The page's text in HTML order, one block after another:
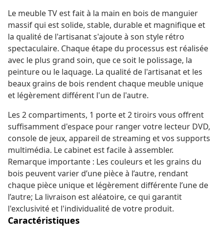
Le meuble TV est fait à la main en bois de manguier
massif qui est solide, stable, durable et magnifique et
la qualité de l'artisanat s'ajoute à son style rétro
spectaculaire. Chaque étape du processus est réalisée
avec le plus grand soin, que ce soit le polissage, la
peinture ou le laquage. La qualité de l'artisanat et les
beaux grains de bois rendent chaque meuble unique
et légèrement différent l'un de l'autre.
Les 2 compartiments, 1 porte et 2 tiroirs vous offrent
suffisamment d'espace pour ranger votre lecteur DVD,
console de jeux, appareil de streaming et vos supports
multimédia. Le cabinet est facile à assembler.
Remarque importante : Les couleurs et les grains du
bois peuvent varier d’une pièce à l’autre, rendant
chaque pièce unique et légèrement différente l’une de
l’autre; La livraison est aléatoire, ce qui garantit
l'exclusivité et l'individualité de votre produit.
Caractéristiques